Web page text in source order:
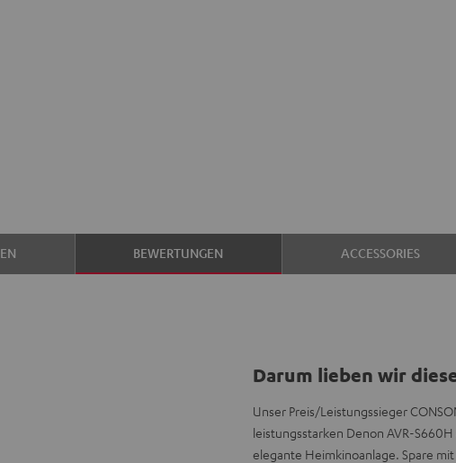
BEWERTUNGEN ACCESSORIES
Darum lieben wir
Unser Preis/Leistungssieger
leistungsstarken Denon AVR-
elegante Heimkinoanlage. Spare